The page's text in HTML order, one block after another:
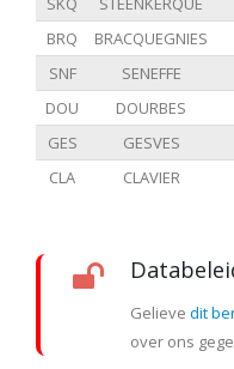
BRQ
BRACQUEGNIES
SNF
SENEFFE
DOU
DOURBES
GES
GESVES
CLA
CLAVIER
Gelieve dit
over ons